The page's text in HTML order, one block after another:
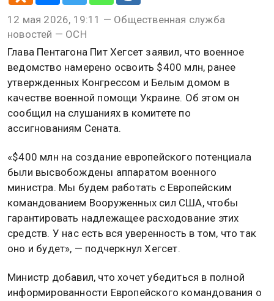
12 мая 2026, 19:11 — Общественная служба
новостей — ОСН
Глава Пентагона Пит Хегсет заявил, что военное
ведомство намерено освоить $400 млн, ранее
утвержденных Конгрессом и Белым домом в
качестве военной помощи Украине. Об этом он
сообщил на слушаниях в комитете по
ассигнованиям Сената.
«$400 млн на создание европейского потенциала
были высвобождены аппаратом военного
министра. Мы будем работать с Европейским
командованием Вооруженных сил США, чтобы
гарантировать надлежащее расходование этих
средств. У нас есть вся уверенность в том, что так
оно и будет», — подчеркнул Хегсет.
Министр добавил, что хочет убедиться в полной
информированности Европейского командования о